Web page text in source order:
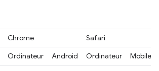
Chrome
Safari
Ordinateur
Android Ordinateur
Mobile